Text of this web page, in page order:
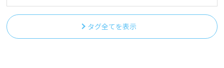
タグ全てを表示